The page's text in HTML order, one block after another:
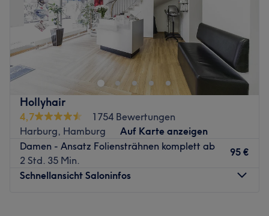
Sonntag
Geschlossen
Der mit Bedacht gewählte Name Frisur-Kultur hat
Andreas Schmuhl in Hamburg-Harburg in weit mehr als
zehn Jahren Tätigkeit ausgezeichnet und sich immer
wieder verifiziert. Denn Kultur bedeutet bei Andreas
Kultivierung, Kult und Kunst – das alles im besten Sinne
von gesunden, samtig strahlenden, vollen und traumhaft
schönen Haaren. Dem Meister kann man vertrauen. Seine
Menschenkenntnis ist ebenso vorbildhaft ausgebildet wie
sein Blick für Haarsubstanz, Typen und deren richtige
Ausstrahlung.
Hollyhair
4,7
1754 Bewertungen
Harburg, Hamburg
Auf Karte anzeigen
Damen - Ansatz Foliensträhnen komplett ab
2 Std. 35 Min.
95 €
Schnellansicht Saloninfos